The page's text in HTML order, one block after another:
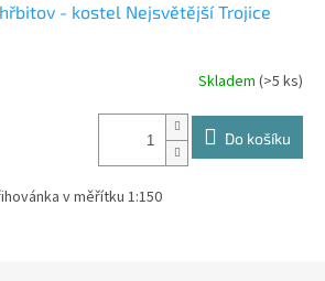
- kostel Nejsvětější Trojice
Skladem (>5 ks)
Do košíku
v měřítku 1:150